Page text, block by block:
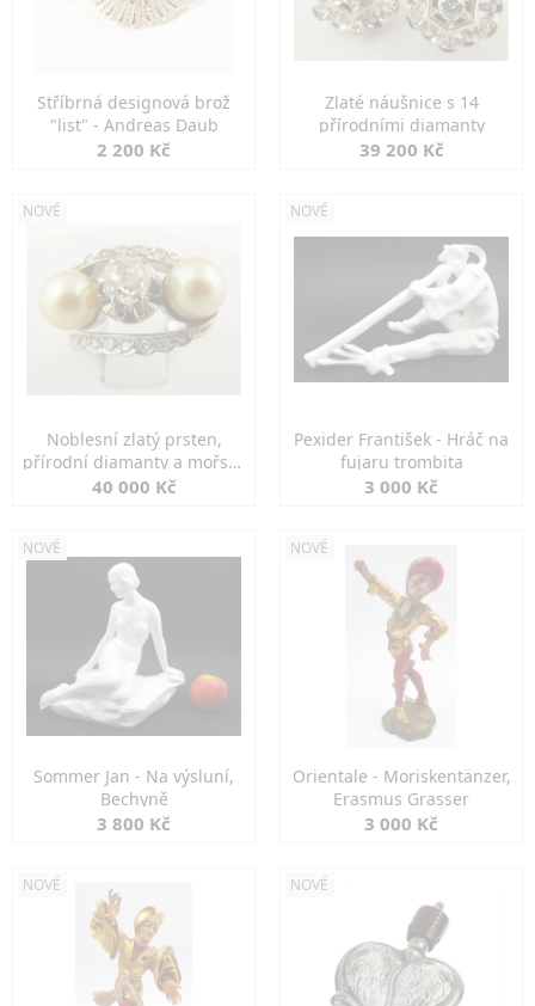
Stříbrná designová brož
"list" - Andreas Daub
2 200 Kč
Zlaté náušnice s 14
přírodními diamanty
39 200 Kč
NOVÉ
Noblesní zlatý prsten,
přírodní diamanty a mořské
perly
40 000 Kč
NOVÉ
Pexider František - Hráč na
fujaru trombita
3 000 Kč
NOVÉ
Sommer Jan - Na výsluní,
Bechyně
3 800 Kč
NOVÉ
Orientale - Moriskentänzer,
Erasmus Grasser
3 000 Kč
NOVÉ NOVÉ